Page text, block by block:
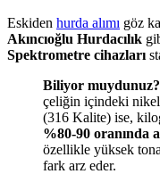
Eskiden hurda alımı göz
Akıncıoğlu Hurdacılık
Spektrometre cihazları
Biliyor muydunuz?
çeliğin içindeki
(316 Kalite) ise,
%80-90 oranında
özellikle yüksek
fark arz eder.